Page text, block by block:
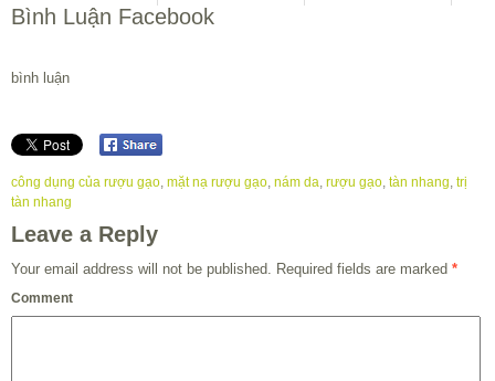
Bình Luận Facebook
bình luận
công dụng của rượu gạo, mặt nạ rượu gạo, nám da, rượu gạo, tàn nhang, trị
tàn nhang
Leave a Reply
Your email address will not be published. Required fields are marked *
Comment